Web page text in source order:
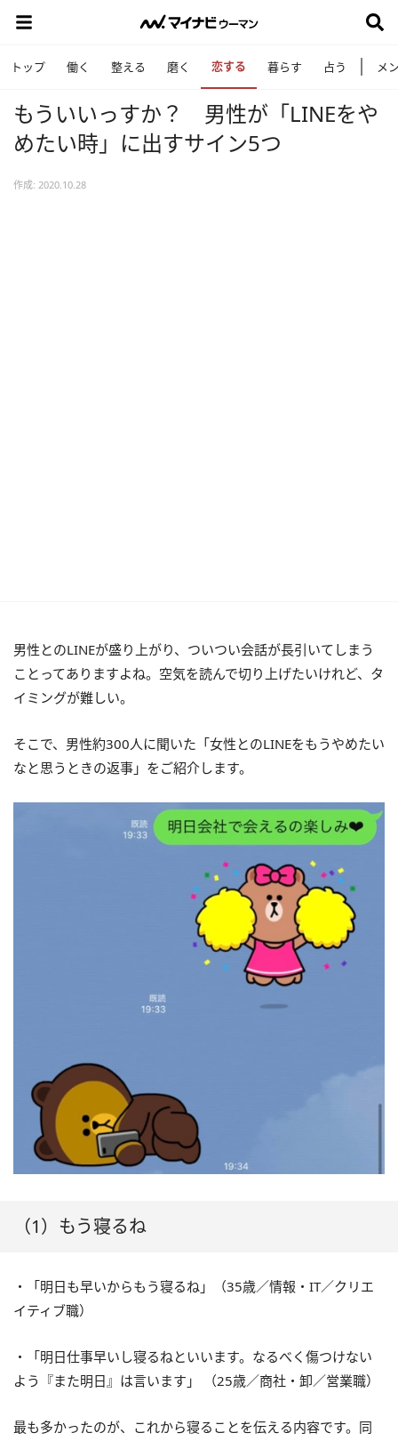
トップ 働く 整える 磨く 恋する 暮らす 占う メ
もういいっすか？ 男性が「LINEをや
めたい時」に出すサイン5つ
作成: 2020.10.28
男性とのLINEが盛り上がり、ついつい会話が長引いてしまう
ことってありますよね。空気を読んで切り上げたいけれど、タ
イミングが難しい。
そこで、男性約300人に聞いた「女性とのLINEをもうやめたい
なと思うときの返事」をご紹介します。
（1）もう寝るね
・「明日も早いからもう寝るね」（35歳／情報・IT／クリエ
イティブ職）
・「明日仕事早いし寝るねといいます。なるべく傷つけない
よう『また明日』は言います」 （25歳／商社・卸／営業職）
最も多かったのが、これから寝ることを伝える内容です。同